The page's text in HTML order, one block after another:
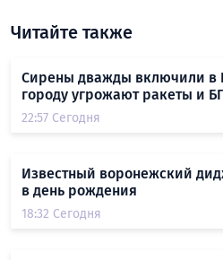
Читайте также
Сирены дважды включили в
городу угрожают ракеты и
22:57 Сегодня
Известный воронежский
в день рождения
18:32 Сегодня